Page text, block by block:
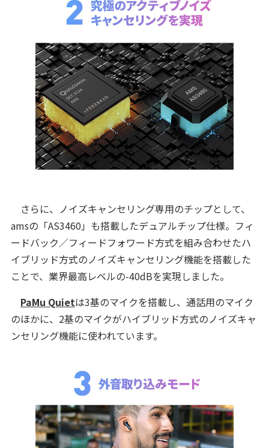
さらに、ノイズキャンセリング専用のチップとして、
amsの「AS3460」も搭載したデュアルチップ仕様。フィ
ードバック／フィードフォワード方式を組み合わせたハ
イブリッド方式のノイズキャンセリング機能を搭載した
ことで、業界最高レベルの-40dBを実現しました。
PaMu Quietは3基のマイクを搭載し、通話用のマイク
のほかに、2基のマイクがハイブリッド方式のノイズキャ
ンセリング機能に使われています。